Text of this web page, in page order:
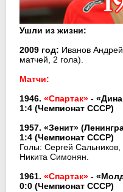
Ушли из жизни:
2009 год: Иванов
матчей, 2 гола).
Матчи:
1946. «Спартак» -
1:4 (Чемпионат СССР)
1957. «Зенит»
1:4 (Чемпионат СССР)
Голы: Сергей
Никита Симонян.
1961. «Спартак» -
0:0 (Чемпионат СССР)